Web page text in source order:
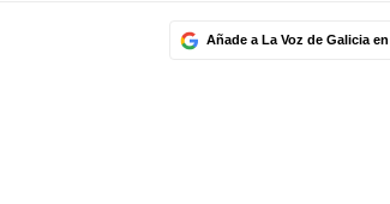
Añade a La Voz de Galicia